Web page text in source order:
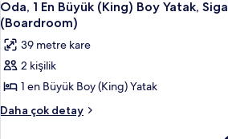
fotoğrafları
görün
Yatak,
Köşe
hakkında
daha
fazla
1
En
Büyük
(King)
Boy
Yatak,
6
Oda, 1 En Büyük (King) Boy Yatak,
(Boardroom)
39 metre kare
2 kişilik
1 en Büyük Boy (King) Yatak
Daha çok detay
Oda,